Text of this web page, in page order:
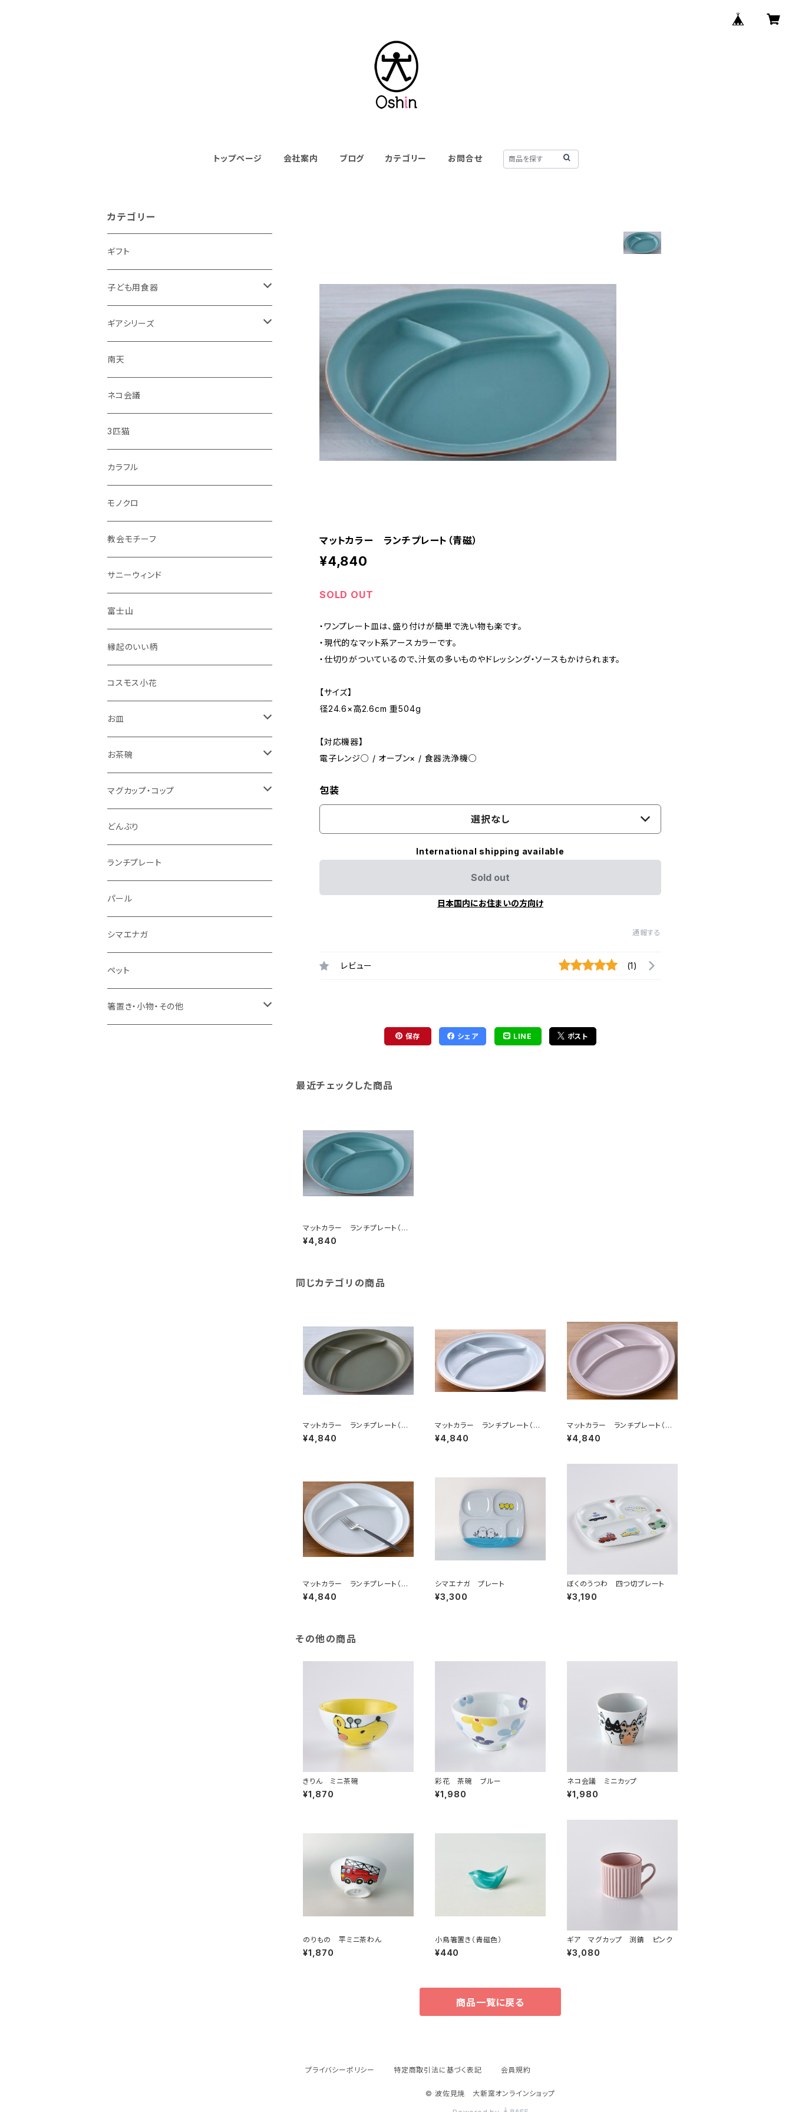
トップページ 会社案内 ブログ カテゴリー お問合せ
マットカラー ランチプレート（青磁）
¥4,840
SOLD OUT
・ワンプレート皿は、盛り付けが簡単で洗い物も楽です。
・現代的なマット系アースカラーです。
・仕切りがついているので、汁気の多いものやドレッシング・ソースもかけられます。
【サイズ】
径24.6×高2.6cm 重504g
【対応機器】
電子レンジ○ / オーブン× / 食器洗浄機○
包装
選択なし
International shipping available
Sold out
日本国内にお住まいの方向け
通報する
レビュー (1)
保存 シェア LINE ポスト
最近チェックした商品
マットカラー ランチプレート（青
磁）
¥4,840
同じカテゴリの商品
マットカラー ランチプレート（カ
ーキ）
¥4,840
マットカラー ランチプレート（グ
レー）
¥4,840
マットカラー ランチプレート（ピ
ンク）
¥4,840
マットカラー ランチプレート（ホ
ワイト）
¥4,840
シマエナガ プレート
¥3,300
ぼくのうつわ 四つ切プレート
¥3,190
その他の商品
きりん ミニ茶碗
¥1,870
彩花 茶碗 ブルー
¥1,980
ネコ会議 ミニカップ
¥1,980
のりもの 平ミニ茶わん
¥1,870
小鳥箸置き（青磁色）
¥440
ギア マグカップ 渕錆 ピンク
¥3,080
商品一覧に戻る
カテゴリー
ギフト
子ども用食器
・恐竜
・のりもの
・彩花
・どうぶつ
・小鳥
シマエナガ
ギアシリーズ
大皿
中皿
小皿
マグカップ
コップ
花瓶
セット品
南天
ネコ会議
3匹猫
カラフル
モノクロ
教会モチーフ
サニーウィンド
富士山
縁起のいい柄
コスモス小花
お皿
角皿
丸皿
仕切り皿
お茶碗
大サイズ
小サイズ
マグカップ・コップ
マグカップ（大）
マグカップ（小）
湯のみ
ミニカップ
どんぶり
ランチプレート
パール
シマエナガ
ペット
箸置き・小物・その他
プライバシーポリシー 特定商取引法に基づく表記 会員規約
© 波佐見焼 大新窯オンラインショップ